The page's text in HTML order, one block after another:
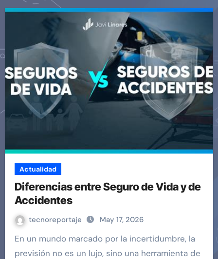
Actualidad
Diferencias entre Seguro de Vida y de
Accidentes
tecnoreportaje May 17, 2026
En un mundo marcado por la incertidumbre, la
previsión no es un lujo, sino una herramienta de